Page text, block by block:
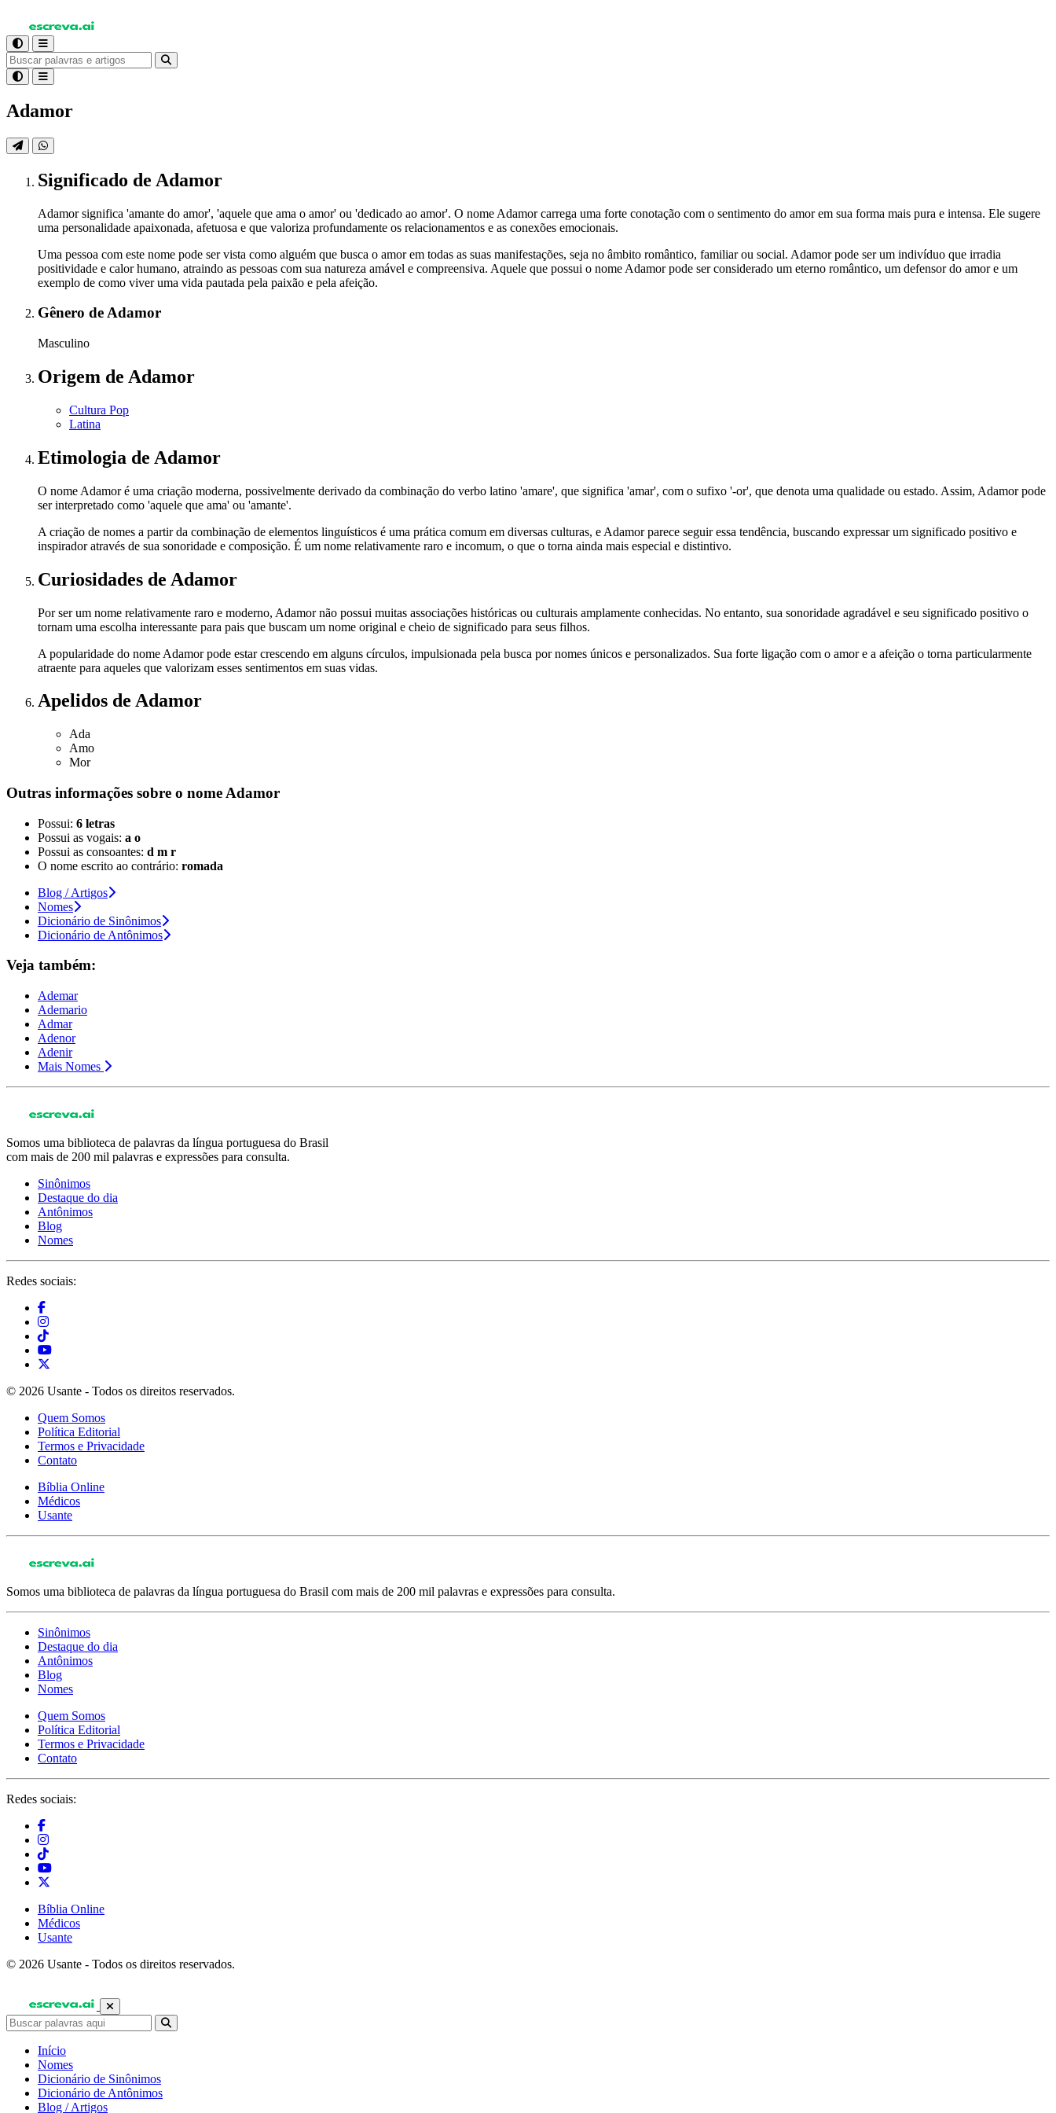
Adamor
Significado de Adamor
Adamor significa 'amante do amor', 'aquele que ama o amor' ou 'dedicado ao amor'. O nome Adamor carrega uma forte conotação com o sentimento do amor em sua forma mais pura e intensa. Ele sugere
uma personalidade apaixonada, afetuosa e que valoriza profundamente os relacionamentos e as conexões emocionais.
Uma pessoa com este nome pode ser vista como alguém que busca o amor em todas as suas manifestações, seja no âmbito romântico, familiar ou social. Adamor pode ser um indivíduo que irradia
positividade e calor humano, atraindo as pessoas com sua natureza amável e compreensiva. Aquele que possui o nome Adamor pode ser considerado um eterno romântico, um defensor do amor e um
exemplo de como viver uma vida pautada pela paixão e pela afeição.
Gênero de Adamor
Masculino
Origem de Adamor
Cultura Pop
Latina
Etimologia de Adamor
O nome Adamor é uma criação moderna, possivelmente derivado da combinação do verbo latino 'amare', que significa 'amar', com o sufixo '-or', que denota uma qualidade ou estado. Assim, Adamor pode
ser interpretado como 'aquele que ama' ou 'amante'.
A criação de nomes a partir da combinação de elementos linguísticos é uma prática comum em diversas culturas, e Adamor parece seguir essa tendência, buscando expressar um significado positivo e
inspirador através de sua sonoridade e composição. É um nome relativamente raro e incomum, o que o torna ainda mais especial e distintivo.
Curiosidades de Adamor
Por ser um nome relativamente raro e moderno, Adamor não possui muitas associações históricas ou culturais amplamente conhecidas. No entanto, sua sonoridade agradável e seu significado positivo o
tornam uma escolha interessante para pais que buscam um nome original e cheio de significado para seus filhos.
A popularidade do nome Adamor pode estar crescendo em alguns círculos, impulsionada pela busca por nomes únicos e personalizados. Sua forte ligação com o amor e a afeição o torna particularmente
atraente para aqueles que valorizam esses sentimentos em suas vidas.
Apelidos de Adamor
Ada
Amo
Mor
Outras informações sobre o nome Adamor
Possui: 6 letras
Possui as vogais: a o
Possui as consoantes: d m r
O nome escrito ao contrário: romada
Blog / Artigos
Nomes
Dicionário de Sinônimos
Dicionário de Antônimos
Veja também:
Ademar
Ademario
Admar
Adenor
Adenir
Mais Nomes
Somos uma biblioteca de palavras da língua portuguesa do Brasil
com mais de 200 mil palavras e expressões para consulta.
Sinônimos
Destaque do dia
Antônimos
Blog
Nomes
Redes sociais:
© 2026 Usante - Todos os direitos reservados.
Quem Somos
Política Editorial
Termos e Privacidade
Contato
Bíblia Online
Médicos
Usante
Somos uma biblioteca de palavras da língua portuguesa do Brasil com mais de 200 mil palavras e expressões para consulta.
Sinônimos
Destaque do dia
Antônimos
Blog
Nomes
Quem Somos
Política Editorial
Termos e Privacidade
Contato
Redes sociais:
Bíblia Online
Médicos
Usante
© 2026 Usante - Todos os direitos reservados.
Início
Nomes
Dicionário de Sinônimos
Dicionário de Antônimos
Blog / Artigos